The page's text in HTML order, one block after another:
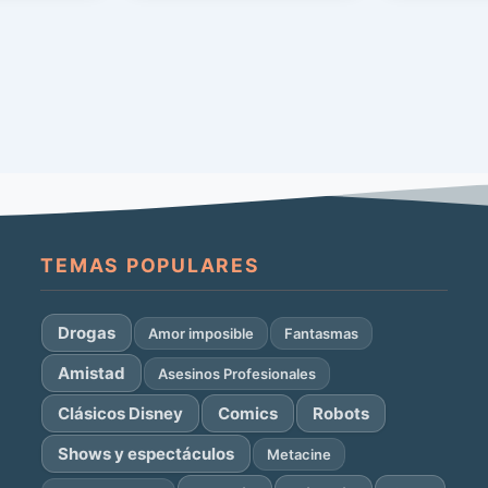
TEMAS POPULARES
Drogas Amor imposible Fantasmas
Amistad Asesinos Profesionales
Clásicos Disney Comics
Robots
Shows y espectáculos
Metacine